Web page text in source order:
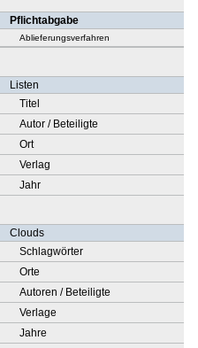
Pflichtabgabe
Ablieferungsverfahren
Listen
Titel
Autor / Beteiligte
Ort
Verlag
Jahr
Clouds
Schlagwörter
Orte
Autoren / Beteiligte
Verlage
Jahre